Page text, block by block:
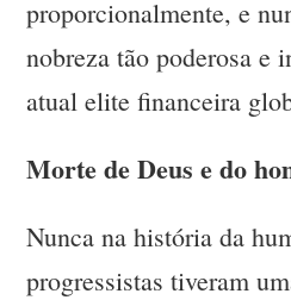
proporcionalmente, e
nobreza tão poderosa e
atual elite financeira
Morte de Deus e do
Nunca na história da
progressistas tiveram